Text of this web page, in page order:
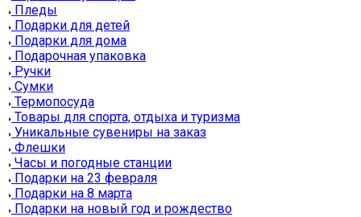
Пледы
Подарки для детей
Подарки для дома
Подарочная упаковка
Ручки
Сумки
Термопосуда
Товары для спорта, отдыха и туризма
Уникальные сувениры на заказ
Флешки
Часы и погодные станции
Подарки на 23 февраля
Подарки на 8 марта
Подарки на новый год и рождество